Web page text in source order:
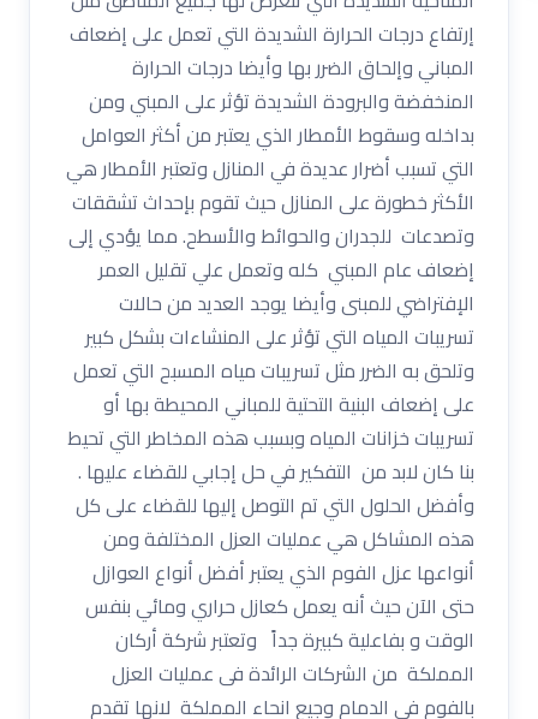
إرتفاع درجات الحرارة الشديدة التي تعمل على إضعاف
المباني وإلحاق الضرر بها وأيضا درجات الحرارة
المنخفضة والبرودة الشديدة تؤثر على المبني ومن
بداخله وسقوط الأمطار الذي يعتبر من أكثر العوامل
التي تسبب أضرار عديدة في المنازل وتعتبر الأمطار هي
الأكثر خطورة على المنازل حيث تقوم بإحداث تشققات
وتصدعات للجدران والحوائط والأسطح. مما يؤدي إلى
إضعاف عام المبني كله وتعمل علي تقليل العمر
الإفتراضي للمبنى وأيضا يوجد العديد من حالات
تسريبات المياه التي تؤثر على المنشاءات بشكل كبير
وتلحق به الضرر مثل تسريبات مياه المسبح التي تعمل
على إضعاف البنية التحتية للمباني المحيطة بها أو
تسريبات خزانات المياه وبسبب هذه المخاطر التي تحيط
بنا كان لابد من التفكير في حل إجابي للقضاء عليها .
وأفضل الحلول التي تم التوصل إليها للقضاء على كل
هذه المشاكل هي عمليات العزل المختلفة ومن
أنواعها عزل الفوم الذي يعتبر أفضل أنواع العوازل
حتى الآن حيث أنه يعمل كعازل حراري ومائي بنفس
الوقت و بفاعلية كبيرة جداً وتعتبر شركة أركان
المملكة من الشركات الرائدة فى عمليات العزل
بالفوم فى الدمام وجيع انحاء المملكة لانها تقدم